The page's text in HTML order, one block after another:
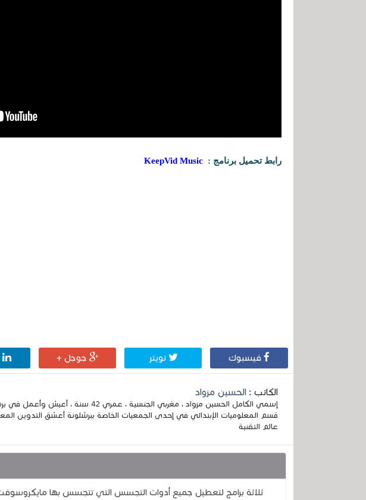
رابط تحميل برنامج : KeepVid Music
فيسبوك تويتر جوجل +
الكاتب : الحسين مزواد
إسمي الكامل الحسين مزواد ، مغربي الجنسية ،
قسم المعلوميات الإبتدائي في إحدى الجمعيات الخاصة ببرشلونة أعشق التدوين
عالم التقنية
ثلاثة برامج لتعطيل جميع أدوات التجسس التي تتجسس بها